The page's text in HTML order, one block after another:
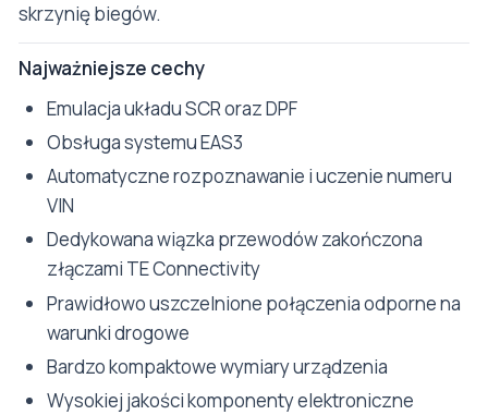
skrzynię biegów.
Najważniejsze cechy
Emulacja układu SCR oraz DPF
Obsługa systemu EAS3
Automatyczne rozpoznawanie i uczenie numeru
VIN
Dedykowana wiązka przewodów zakończona
złączami TE Connectivity
Prawidłowo uszczelnione połączenia odporne na
warunki drogowe
Bardzo kompaktowe wymiary urządzenia
Wysokiej jakości komponenty elektroniczne